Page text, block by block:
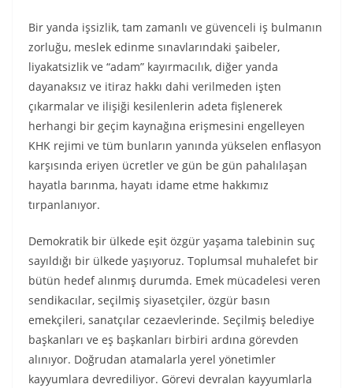
Bir yanda işsizlik, tam zamanlı ve güvenceli iş bulmanın
zorluğu, meslek edinme sınavlarındaki şaibeler,
liyakatsizlik ve “adam” kayırmacılık, diğer yanda
dayanaksız ve itiraz hakkı dahi verilmeden işten
çıkarmalar ve ilişiği kesilenlerin adeta fişlenerek
herhangi bir geçim kaynağına erişmesini engelleyen
KHK rejimi ve tüm bunların yanında yükselen enflasyon
karşısında eriyen ücretler ve gün be gün pahalılaşan
hayatla barınma, hayatı idame etme hakkımız
tırpanlanıyor.
Demokratik bir ülkede eşit özgür yaşama talebinin suç
sayıldığı bir ülkede yaşıyoruz. Toplumsal muhalefet bir
bütün hedef alınmış durumda. Emek mücadelesi veren
sendikacılar, seçilmiş siyasetçiler, özgür basın
emekçileri, sanatçılar cezaevlerinde. Seçilmiş belediye
başkanları ve eş başkanları birbiri ardına görevden
alınıyor. Doğrudan atamalarla yerel yönetimler
kayyumlara devrediliyor. Görevi devralan kayyumlarla